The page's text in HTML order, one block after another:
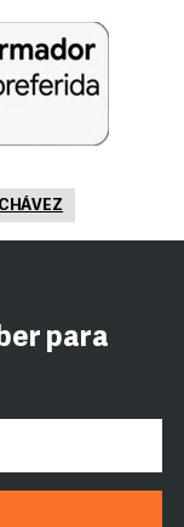
para